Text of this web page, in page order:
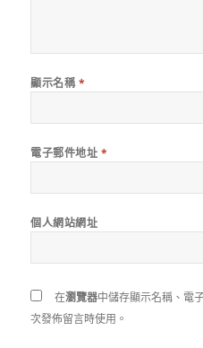
顯示名稱 *
電子郵件地址 *
個人網站網址
在瀏覽器中儲存顯示名稱、電
次發佈留言時使用。